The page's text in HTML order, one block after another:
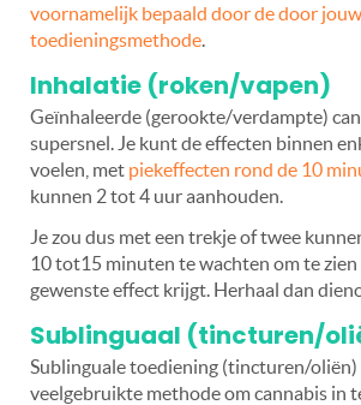
voornamelijk bepaald door de door
toedieningsmethode
Inhalatie (roken/vapen)
Geïnhaleerde (gerookte/verdampte)
supersnel. Je kunt de effecten binnen
voelen, met piekeffecten rond de 10
kunnen 2 tot 4 uur aanhouden.
Je zou dus met een trekje of twee
10 tot15 minuten te wachten om te zien
gewenste effect krijgt. Herhaal dan
Sublinguaal (tincturen/
Sublinguale toediening (tincturen/oliën)
veelgebruikte methode om cannabis in